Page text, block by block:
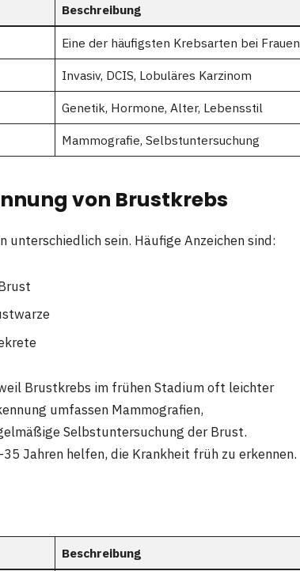
Beschreibung
Eine der häufigsten Krebsarten bei Frauen
Invasiv, DCIS, Lobuläres Karzinom
Genetik, Hormone, Alter, Lebensstil
Mammografie, Selbstuntersuchung
von Brustkrebs
unterschiedlich sein. Häufige Anzeichen sind:
Brustkrebs im frühen Stadium oft leichter
umfassen Mammografien,
Selbstuntersuchung der Brust.
Jahren helfen, die Krankheit früh zu erkennen.
Beschreibung